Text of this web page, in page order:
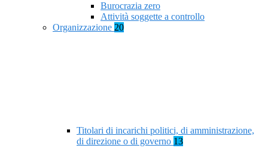
Burocrazia zero
Attività soggette a controllo
Organizzazione 20
Titolari di incarichi politici, di amministrazione,
di direzione o di governo 13